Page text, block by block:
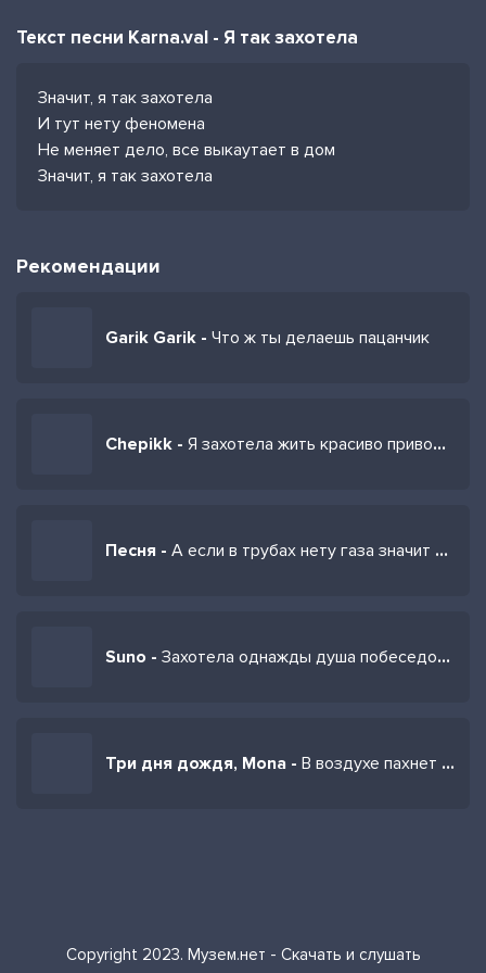
Текст песни Karna.val - Я так захотела
Значит, я так захотела
И тут нету феномена
Не меняет дело, все выкаутает в дом
Значит, я так захотела
Рекомендации
Garik Garik - Что ж ты делаешь пацанчик
Chepikk - Я захотела жить красиво приворожила ювелира
Песня - А если в трубах нету газа значит там отряд спецназа
Suno - Захотела однажды душа побеседовать
Три дня дождя, Mona - В воздухе пахнет зимой ты как всегда холодна
Copyright 2023. Музем.нет - Скачать и слушать